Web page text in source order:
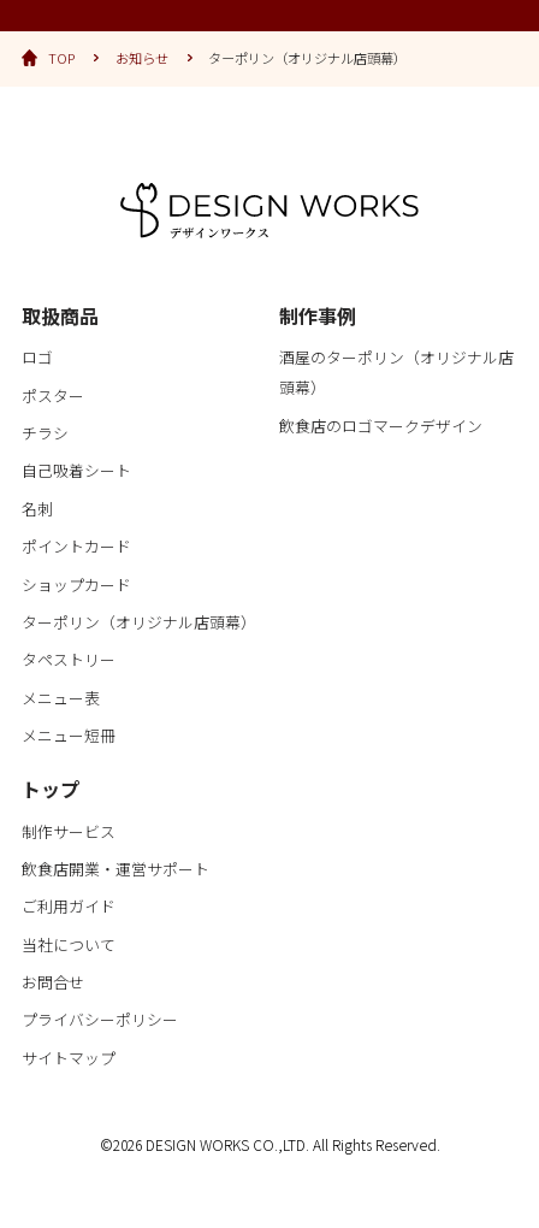
TOP お知らせ ターポリン（オリジナル店頭幕）
取扱商品
ロゴ
ポスター
チラシ
自己吸着シート
名刺
ポイントカード
ショップカード
ターポリン（オリジナル店頭幕）
タペストリー
メニュー表
メニュー短冊
制作事例
酒屋のターポリン（オリジナル店
頭幕）
飲食店のロゴマークデザイン
トップ
制作サービス
飲食店開業・運営サポート
ご利用ガイド
当社について
お問合せ
プライバシーポリシー
サイトマップ
©2026 DESIGN WORKS CO.,LTD. All Rights Reserved.